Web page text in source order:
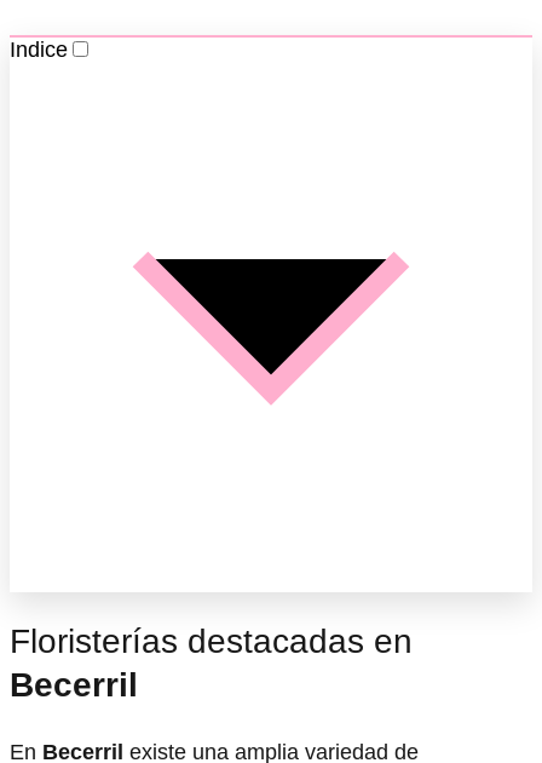
Indice
Floristerías destacadas en
Becerril
En Becerril existe una amplia variedad de